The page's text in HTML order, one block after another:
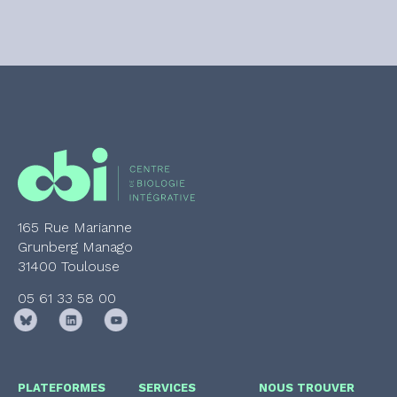
165 Rue Marianne
Grunberg Manago
31400 Toulouse
05 61 33 58 00
PLATEFORMES SERVICES NOUS TROUVER